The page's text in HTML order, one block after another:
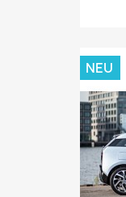
NEU